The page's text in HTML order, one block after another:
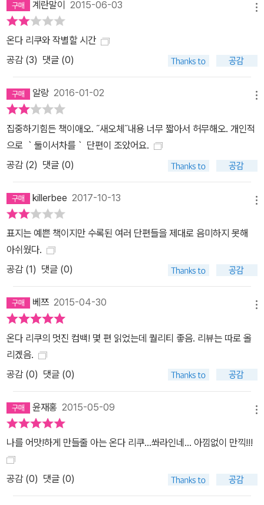
계란말이 2015-06-03
온다 리쿠와 작별할 시간
공감 (3) 댓글 (0)
알랑 2016-01-02
집중하기힘든 책이애오. ˝새오체˝내용 너무 짧아서 허무해오. 개인적
으로 ｀둘이서차를｀ 단편이 조았어요.
공감 (2) 댓글 (0)
killerbee 2017-10-13
표지는 예쁜 책이지만 수록된 여러 단편들을 제대로 음미하지 못해
아쉬웠다.
공감 (1) 댓글 (0)
베쯔 2015-04-30
온다 리쿠의 멋진 컴백! 몇 편 읽었는데 퀄리티 좋음. 리뷰는 따로 올
리겠음.
공감 (0) 댓글 (0)
윤재홍 2015-05-09
나를 어맛!하게 만들줄 아는 온다 리쿠...쏴라인네... 아낌없이 만끽!!!
공감 (0) 댓글 (0)